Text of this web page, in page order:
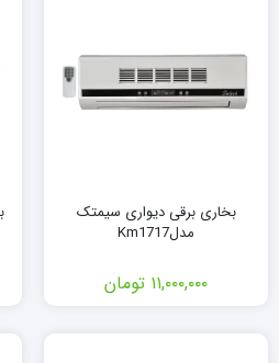
بخاری برقی دیواری سیمتک
مدلKm1717
۱۱,۰۰۰,۰۰۰ تومان